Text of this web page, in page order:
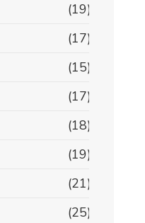
(19)
(17)
(15)
(17)
(18)
(19)
(21)
(25)